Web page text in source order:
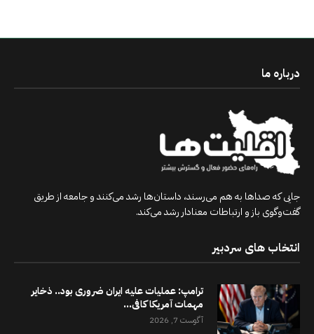
درباره ما
جایی که صداها به هم می‌رسند، داستان‌ها رشد می‌کنند و جامعه از طریق
گفت‌وگوی باز و ارتباطات معنادار رشد می‌کند.
انتخاب های سردبیر
ترامپ: عملیات علیه ایران ضروری بود.. ذخایر
مهمات آمریکا کافی...
آگوست 7, 2026